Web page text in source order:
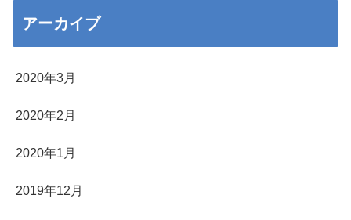
アーカイブ
2020年3月
2020年2月
2020年1月
2019年12月